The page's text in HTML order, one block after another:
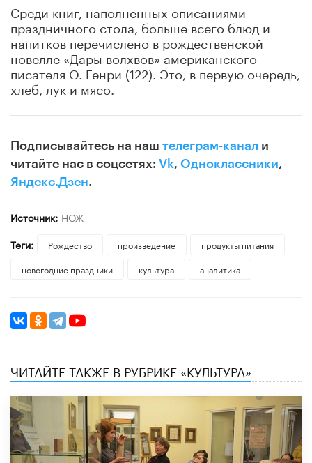
Среди книг, наполненных описаниями
праздничного стола, больше всего блюд и
напитков перечислено в рождественской
новелле «Дары волхвов» американского
писателя О. Генри (122). Это, в первую очередь,
хлеб, лук и мясо.
Подписывайтесь на наш телеграм-канал и
читайте нас в соцсетях: Vk, Одноклассники,
Яндекс.Дзен.
Источник: НОЖ
Теги:
Рождество произведение
продукты питания
новогодние праздники
культура аналитика
ЧИТАЙТЕ ТАКЖЕ В РУБРИКЕ «КУЛЬТУРА»